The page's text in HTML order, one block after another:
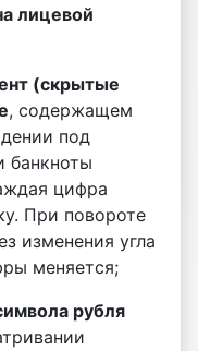
лицевой
(скрытые
, содержащем
под
банкноты
цифра
При повороте
изменения угла
меняется;
рубля